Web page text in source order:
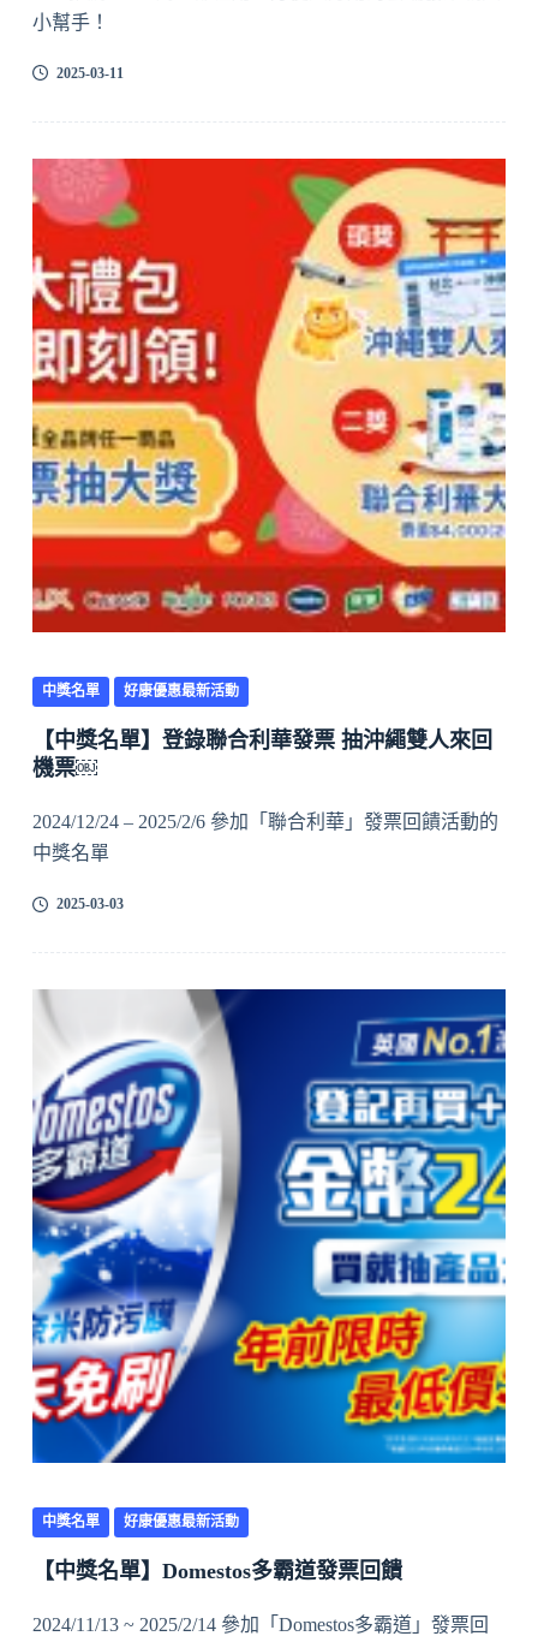
小幫手！
2025-03-11
中獎名單 好康優惠最新活動
【中獎名單】登錄聯合利華發票 抽沖繩雙人來回
機票￼
2024/12/24 – 2025/2/6 參加「聯合利華」發票回饋活動的
中獎名單
2025-03-03
中獎名單 好康優惠最新活動
【中獎名單】Domestos多霸道發票回饋
2024/11/13 ~ 2025/2/14 參加「Domestos多霸道」發票回